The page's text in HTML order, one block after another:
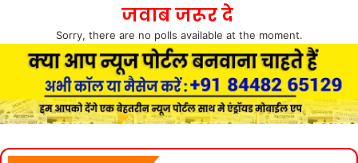
जवाब जरूर दे
Sorry, there are no polls available at the moment.